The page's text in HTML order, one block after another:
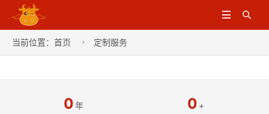


当前位置： 首页  定制服务
0年 0 +